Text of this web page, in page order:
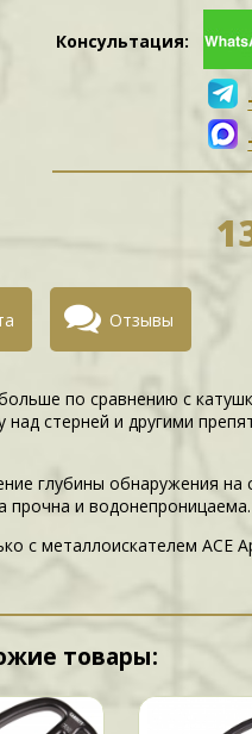
Консультация:
Отзывы
по сравнению с
стерней и другими
глубины обнаружения на
и водонепроницаема.
с металлоискателем ACE
товары: